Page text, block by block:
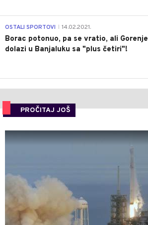
OSTALI SPORTOVI 14.02.2021.
Borac potonuo, pa se vratio, ali Gorenje
dolazi u Banjaluku sa "plus četiri"!
PROČITAJ JOŠ